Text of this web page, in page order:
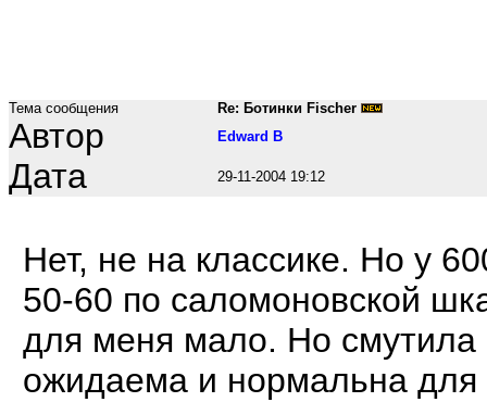
Тема сообщения Re: Ботинки Fischer
Автор Edward B
Дата 29-11-2004 19:12
Нет, не на классике. Но у
50-60 по саломоновской
для меня мало. Но смутила
ожидаема и нормальна